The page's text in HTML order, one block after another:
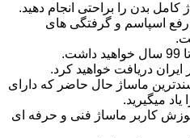
بدن را براحتی انجام دهید.
اسپاسم و گرفتگی های
دریافت خواهید کرد.
ماساژ حال حاضر که دارای
یاد میگیرید.
کاربر ماساژ فنی و حرفه ای